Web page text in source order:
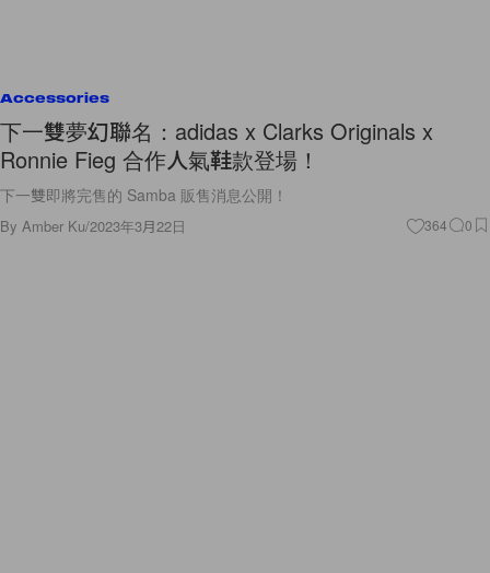
Accessories
下一雙夢幻聯名：adidas x Clarks Originals x
Ronnie Fieg 合作人氣鞋款登場！
下一雙即將完售的 Samba 販售消息公開！
By Amber Ku/2023年3月22日 364 0